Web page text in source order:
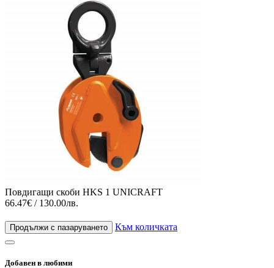
Повдигащи скоби HKS 1 UNICRAFT
66.47€ / 130.00лв.
Продължи с пазаруването Към количката
Добавен в любими